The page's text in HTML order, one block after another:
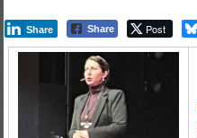
Share Share Post